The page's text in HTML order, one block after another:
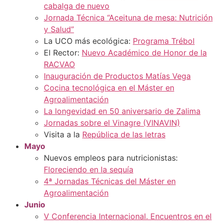
cabalga de nuevo
Jornada Técnica “Aceituna de mesa: Nutrición
y Salud”
La UCO más ecológica: Programa Trébol
El Rector: Nuevo Académico de Honor de la
RACVAO
Inauguración de Productos Matías Vega
Cocina tecnológica en el Máster en
Agroalimentación
La longevidad en 50 aniversario de Zalima
Jornadas sobre el Vinagre (VINAVIN)
Visita a la República de las letras
Mayo
Nuevos empleos para nutricionistas:
Floreciendo en la sequía
4ª Jornadas Técnicas del Máster en
Agroalimentación
Junio
V Conferencia Internacional. Encuentros en el